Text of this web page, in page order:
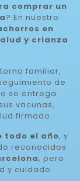
comprar un
? En nuestro
en
y crianza
familiar,
de
se entrega
vacunas,
firmado.
todo el año, y
reconocidos
, pero
y cuidado.